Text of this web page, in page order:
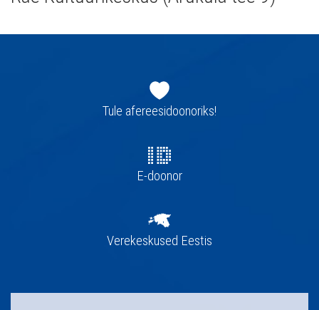
navigatsioonTule afereesidoonoriks!
E-doonor
Verekeskused Eestis